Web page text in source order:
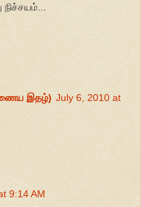
இதழ்) July 6, 2010 at
9:14 AM